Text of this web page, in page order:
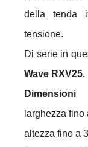
della tenda
tensione.
Di serie in
Wave RXV25.
Dimensioni
larghezza fino
altezza fino a